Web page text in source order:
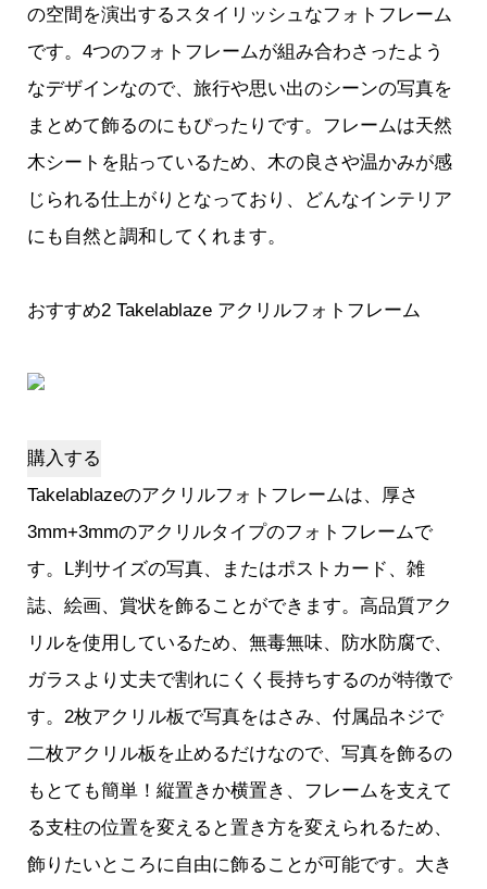
の空間を演出するスタイリッシュなフォトフレーム
です。4つのフォトフレームが組み合わさったよう
なデザインなので、旅行や思い出のシーンの写真を
まとめて飾るのにもぴったりです。フレームは天然
木シートを貼っているため、木の良さや温かみが感
じられる仕上がりとなっており、どんなインテリア
にも自然と調和してくれます。
おすすめ2 Takelablaze アクリルフォトフレーム
購入する
Takelablazeのアクリルフォトフレームは、厚さ
3mm+3mmのアクリルタイプのフォトフレームで
す。L判サイズの写真、またはポストカード、雑
誌、絵画、賞状を飾ることができます。高品質アク
リルを使用しているため、無毒無味、防水防腐で、
ガラスより丈夫で割れにくく長持ちするのが特徴で
す。2枚アクリル板で写真をはさみ、付属品ネジで
二枚アクリル板を止めるだけなので、写真を飾るの
もとても簡単！縦置きか横置き、フレームを支えて
る支柱の位置を変えると置き方を変えられるため、
飾りたいところに自由に飾ることが可能です。大き